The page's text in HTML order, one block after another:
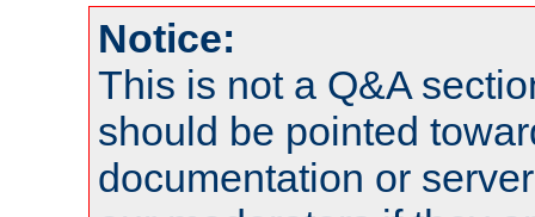
Notice:
This is not a Q&A
should be pointed
documentation or